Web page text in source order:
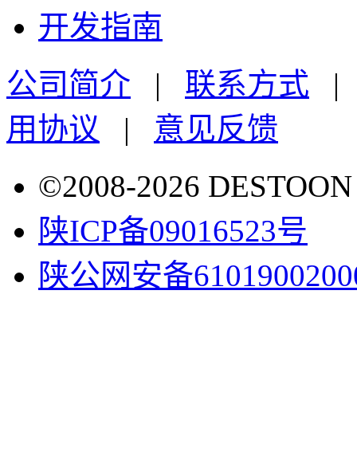
开发指南
公司简介 | 联系方式
用协议 | 意见反馈
©2008-2026
陕ICP备09016523号
陕公网安备